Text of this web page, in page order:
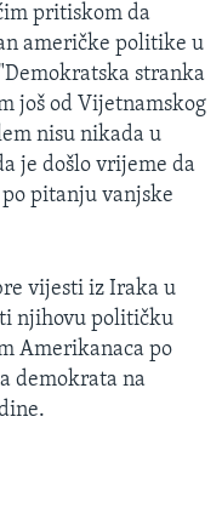
pritiskom da
američke politike u
stranka
još od Vijetnamskog
nisu nikada u
je došlo vrijeme da
pitanju vanjske
vijesti iz Iraka u
njihovu političku
Amerikanaca po
demokrata na